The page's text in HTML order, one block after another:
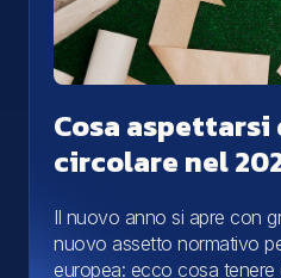
Cosa aspettarsi
circolare nel
Il nuovo anno si apre con
nuovo assetto normativo
europea: ecco cosa tenere